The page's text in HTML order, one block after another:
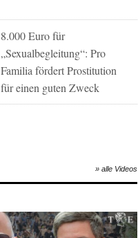
8.000 Euro für
„Sexualbegleitung“: Pro
Familia fördert Prostitution
für einen guten Zweck
» alle Videos